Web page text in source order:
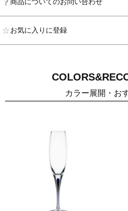
お気に入りに登録
カラー展開・お